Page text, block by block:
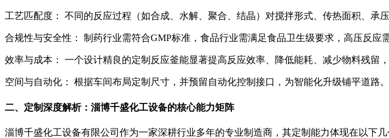
工艺匹配度： 不同的反应过程（如合成、水解、聚合、结晶）对搅拌形式、传热面积、承
合规性与安全性： 制药行业需符合GMP标准，食品行业需满足食品卫生级要求，高压反应
效率与成本： 一个设计精良的定制反应釜能显著提高反应效率、降低能耗、减少物料残留
空间与自动化： 根据车间布局定制尺寸，并预留自动化控制接口，为智能化升级铺平道路。
二、定制深度解析：淄博千盛化工设备的核心能力矩阵
淄博千盛化工设备有限公司作为一家深耕行业多年的专业制造商，其定制能力体现在以下几